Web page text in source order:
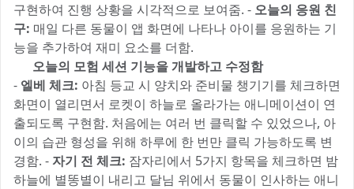
구현하여 진행 상황을 시각적으로 보여줌. - 오늘의 응원 친
구: 매일 다른 동물이 앱 화면에 나타나 아이를 응원하는 기
능을 추가하여 재미 요소를 더함.
3️⃣ 오늘의 모험 세션 기능을 개발하고 수정함
- 엘베 체크: 아침 등교 시 양치와 준비물 챙기기를 체크하면
화면이 열리면서 로켓이 하늘로 올라가는 애니메이션이 연
출되도록 구현함. 처음에는 여러 번 클릭할 수 있었으나, 아
이의 습관 형성을 위해 하루에 한 번만 클릭 가능하도록 변
경함. -자기 전 체크: 잠자리에서 5가지 항목을 체크하면 밤
하늘에 별똥별이 내리고 달님 위에서 동물이 인사하는 애니